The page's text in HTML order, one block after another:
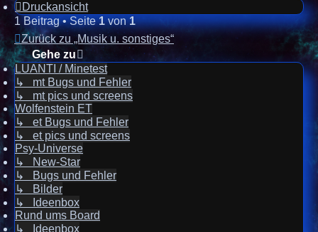
Druckansicht
1 Beitrag • Seite1von1
Zurück zu „Musik u. sonstiges“
Gehe zu
LUANTI / Minetest
↳ mt Bugs und Fehler
↳ mt pics und screens
Wolfenstein ET
↳ et Bugs und Fehler
↳ et pics und screens
Psy-Universe
↳ New-Star
↳ Bugs und Fehler
↳ Bilder
↳ Ideenbox
Rund ums Board
↳ Ideenbox